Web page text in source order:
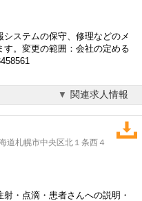
ステムの保守、修理などのメ
。変更の範囲：会社の定める
関連求人情報
道札幌市中央区北１条西４
・点滴・患者さんへの説明・